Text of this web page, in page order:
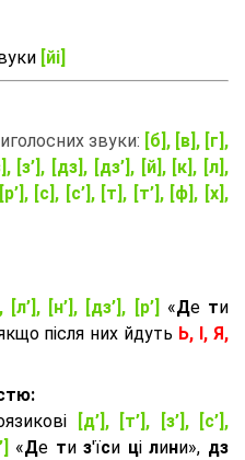
[йі]
звуки: [б], [в], [г],
[з’], [дз], [дз’], [й], [к], [л],
[с], [с’], [т], [т’], [ф], [х],
[л’], [н’], [дз’], [р’]
«Де ти
після них йдуть Ь, І, Я,
[д’], [т’], [з’], [с’],
«Де тиз'їси цілини», дз